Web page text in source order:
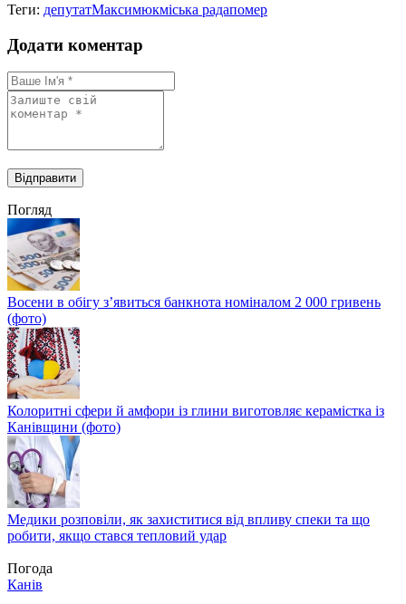
Теги: депутатМаксимюкміська радапомер
Додати коментар
Погляд
Восени в обігу з’явиться банкнота номіналом 2 000 гривень
(фото)
Колоритні сфери й амфори із глини виготовляє керамістка із
Канівщини (фото)
Медики розповіли, як захиститися від впливу спеки та що
робити, якщо стався тепловий удар
Погода
Канів